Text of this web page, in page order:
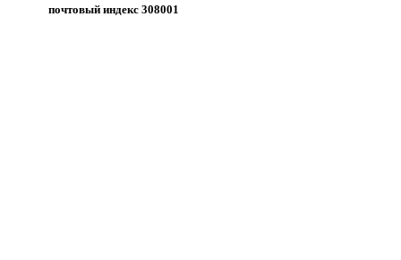
почтовый индекс 308001